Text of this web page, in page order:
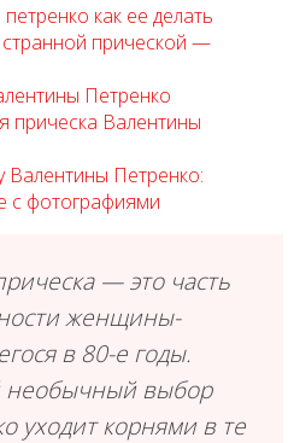
как ее делать
прической —
Петренко
прическа Валентины
Валентины Петренко:
с фотографиями
— это часть
женщины-
в 80-е годы.
необычный выбор
уходит корнями в те